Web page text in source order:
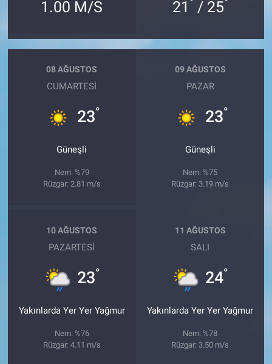
1.00 M/S 21 / 25
08 AĞUSTOS
CUMARTESI
23°
Güneşli
Nem: %79
Rüzgar: 2.81 m/s
09 AĞUSTOS
PAZAR
23°
Güneşli
Nem: %75
Rüzgar: 3.19 m/s
10 AĞUSTOS
PAZARTESI
23°
Yakınlarda Yer Yer Yağmur
Nem: %76
Rüzgar: 4.11 m/s
11 AĞUSTOS
SALI
24°
Yakınlarda Yer Yer Yağmur
Nem: %78
Rüzgar: 3.50 m/s